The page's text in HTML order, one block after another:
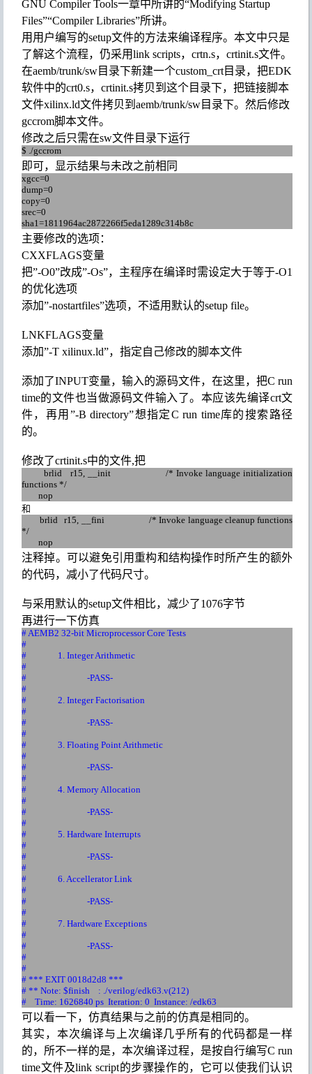
GNU Compiler Tools一章中所讲的“Modifying Startup
Files”“Compiler Libraries”所讲。
用用户编写的setup文件的方法来编译程序。 本文中只是
了解这个流程， 仍采用link scripts， crtn.s， crtinit.s文件。
在aemb/trunk/sw目录下新建一个custom_crt目录，把EDK
软件中的crt0.s， crtinit.s拷贝到这个目录下，把链接脚本
文件xilinx.ld文件拷贝到 aemb/trunk/sw目录下。然后修改
gccrom脚本文件。
修改之后只需在sw文件目录下运行
$ ./gccrom
即可，显示结果与未改之前相同
xgcc=0
dump=0
copy=0
srec=0
sha1=1811964ac2872266f5eda1289c314b8c
主要修改的选项：
CXXFLAGS变量
把”-O0”改成”-Os”，主程序在编译时需设定大于等于-O1
的优化选项
添加”-nostartfiles”选项，不适用默认的setup file。
LNKFLAGS变量
添加”-T xilinux.ld”，指定自己修改的脚本文件
添加了INPUT变量，输入的源码文件，在这里，把C run
time的文件也当做源码文件输入了。 本应该先编译crt文
件，再用 ”-B directory”想指定C run time库的搜索路径
的。
修改了crtinit.s中的文件,把
brlid r15, __init /* Invoke language initialization
functions */
nop
和
brlid r15, __fini /* Invoke language cleanup functions
*/
nop
注释掉。 可以避免引用重构和结构操作时所产生的额外
的代码，减小了代码尺寸。
与采用默认的setup文件相比， 减少了1076字节
再进行一下仿真
# AEMB2 32-bit Microprocessor Core Tests
#
#
1. Integer Arithmetic
#
#
-PASS-
#
#
2. Integer Factorisation
#
#
-PASS-
#
#
3. Floating Point Arithmetic
#
#
-PASS-
#
#
4. Memory Allocation
#
#
-PASS-
#
#
5. Hardware Interrupts
#
#
-PASS-
#
#
6. Accellerator Link
#
#
-PASS-
#
#
7. Hardware Exceptions
#
#
-PASS-
#
#
# *** EXIT 0018d2d8 ***
# ** Note: $finish : ./verilog/edk63.v(212)
# Time: 1626840 ps Iteration: 0 Instance: /edk63
可以看一下，仿真结果与之前的仿真是相同的。
其实，本次编译与上次编译几乎所有的代码都是一样
的，所不一样的是，本次编译过程，是按自行编写C run
time文件及link script的步骤操作的， 它可以使我们认识